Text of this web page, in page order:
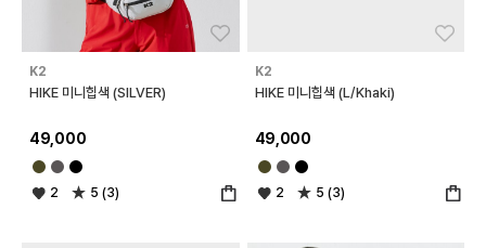
K2
HIKE 미니힙색 (SILVER)
49,000
2 5 (3)
K2
HIKE 미니힙색 (L/Khaki)
49,000
2 5 (3)